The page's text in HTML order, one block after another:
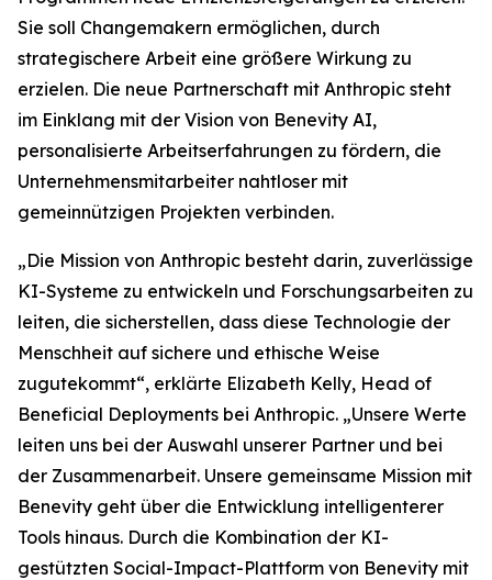
Sie soll Changemakern ermöglichen, durch
strategischere Arbeit eine größere Wirkung zu
erzielen. Die neue Partnerschaft mit Anthropic steht
im Einklang mit der Vision von Benevity AI,
personalisierte Arbeitserfahrungen zu fördern, die
Unternehmensmitarbeiter nahtloser mit
gemeinnützigen Projekten verbinden.
„Die Mission von Anthropic besteht darin, zuverlässige
KI-Systeme zu entwickeln und Forschungsarbeiten zu
leiten, die sicherstellen, dass diese Technologie der
Menschheit auf sichere und ethische Weise
zugutekommt“, erklärte Elizabeth Kelly, Head of
Beneficial Deployments bei Anthropic. „Unsere Werte
leiten uns bei der Auswahl unserer Partner und bei
der Zusammenarbeit. Unsere gemeinsame Mission mit
Benevity geht über die Entwicklung intelligenterer
Tools hinaus. Durch die Kombination der KI-
gestützten Social-Impact-Plattform von Benevity mit